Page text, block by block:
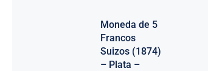
Moneda de 5
Francos
Suizos (1874)
– Plata –